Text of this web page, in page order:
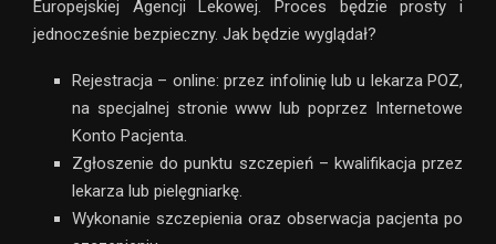
Europejskiej Agencji Lekowej. Proces będzie prosty i
jednocześnie bezpieczny. Jak będzie wyglądał?
Rejestracja – online: przez infolinię lub u lekarza POZ,
na specjalnej stronie www lub poprzez Internetowe
Konto Pacjenta.
Zgłoszenie do punktu szczepień – kwalifikacja przez
lekarza lub pielęgniarkę.
Wykonanie szczepienia oraz obserwacja pacjenta po